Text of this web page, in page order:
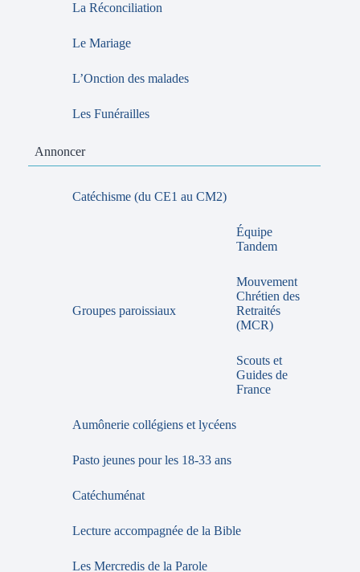
La Réconciliation
Le Mariage
L’Onction des malades
Les Funérailles
Annoncer
Catéchisme (du CE1 au CM2)
Groupes paroissiaux
Équipe
Tandem
Mouvement
Chrétien des
Retraités
(MCR)
Scouts et
Guides de
France
Aumônerie collégiens et lycéens
Pasto jeunes pour les 18-33 ans
Catéchuménat
Lecture accompagnée de la Bible
Les Mercredis de la Parole